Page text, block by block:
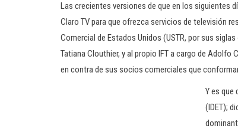
Las crecientes versiones de que en los siguientes
Claro TV para que ofrezca servicios de televisión
Comercial de Estados Unidos (USTR, por sus
Tatiana Clouthier, y al propio IFT a cargo de
en contra de sus socios comerciales que
Y es que
(IDET);